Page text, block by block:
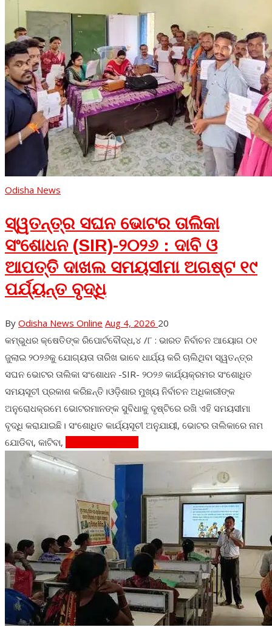
Odisha News
ସ୍ୱତନ୍ତ୍ର ସଘନ ଭୋଟର ତାଲିକା
ସଂଶୋଧନ (SIR)-୨୦୨୬ : ଦାବି ଓ
ଆପତ୍ତି ଦାଖଲ ସମୟସୀମା ଅଗଷ୍ଟ ୧୯
ପର୍ଯ୍ୟନ୍ତ ବୃଦ୍ଧି
By Odisha News Online Aug 4, 2026 20
କମ୍ଭୁଧର କ୍ଷେତିଙ୍କ ରିପୋର୍ଟବୌଦ୍ଧ,୪ /୮ : ଭାରତ ନିର୍ବାଚନ ଆୟୋଗ ୦୧
ଜୁଲାଇ ୨୦୨୬କୁ ଯୋଗ୍ୟତା ତାରିଖ ଭାବେ ଧାର୍ଯ୍ୟ କରି ଚାଲିଥିବା ସ୍ୱତନ୍ତ୍ର
ସଘନ ଭୋଟର ତାଲିକା ସଂଶୋଧନ -SIR- ୨୦୨୬ କାର୍ଯ୍ୟକ୍ରମର ସଂଶୋଧିତ
ସମୟସୂଚୀ ପ୍ରକାଶ କରିଛନ୍ତି।ଓଡ଼ିଶାର ମୁଖ୍ୟ ନିର୍ବାଚନ ଅଧିକାରୀଙ୍କ
ଅନୁରୋଧକ୍ରମେ ଭୋଟରମାନଙ୍କ ସୁବିଧାକୁ ଦୃଷ୍ଟିରେ ରଖି ଏହି ସମୟସୀମା
ବୃଦ୍ଧି କରାଯାଇଛି। ସଂଶୋଧିତ କାର୍ଯ୍ୟସୂଚୀ ଅନୁଯାୟୀ, ଭୋଟର ତାଲିକାରେ ନାମ
ଯୋଡିବା, କାଟିବା,